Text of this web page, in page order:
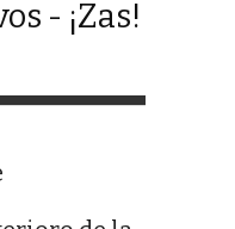
- ¡Zas!